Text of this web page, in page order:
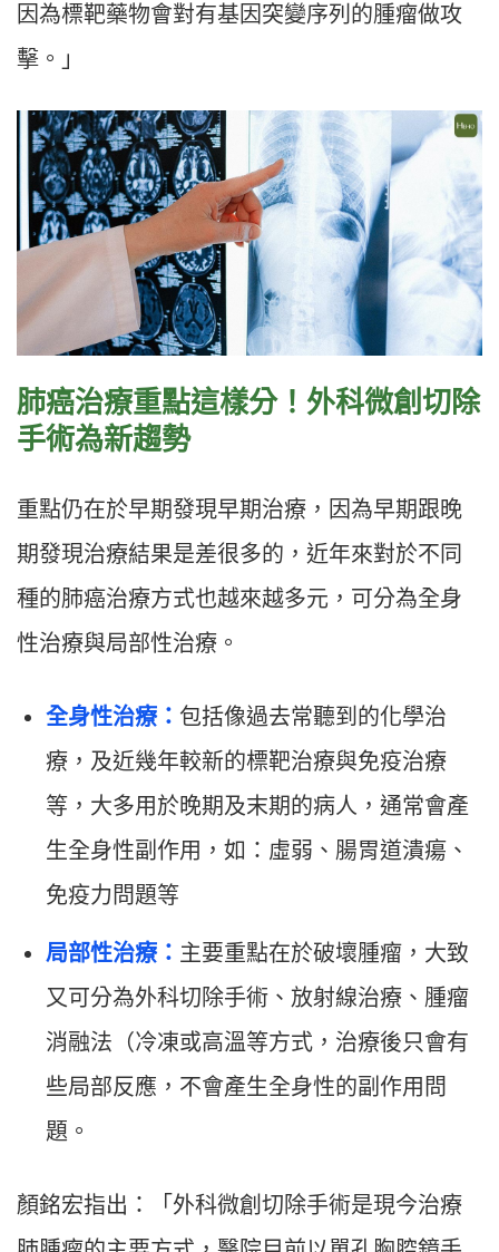
因為標靶藥物會對有基因突變序列的腫瘤做攻
擊。」
肺癌治療重點這樣分！ 外科微創切除
手術為新趨勢
重點仍在於早期發現早期治療，因為早期跟晚
期發現治療結果是差很多的，近年來對於不同
種的肺癌治療方式也越來越多元，可分為全身
性治療與局部性治療。
全身性治療： 包括像過去常聽到的化學治
療，及近幾年較新的標靶治療與免疫治療
等，大多用於晚期及末期的病人，通常會產
生全身性副作用，如：虛弱、腸胃道潰瘍、
免疫力問題等
局部性治療： 主要重點在於破壞腫瘤，大致
又可分為外科切除手術、放射線治療、腫瘤
消融法（冷凍或高溫等方式，治療後只會有
些局部反應，不會產生全身性的副作用問
題。
顏銘宏指出：「外科微創切除手術是現今治療